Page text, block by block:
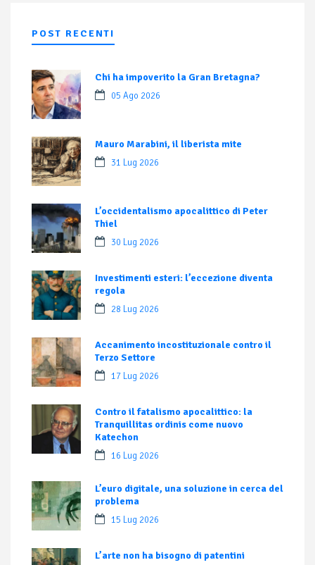
POST RECENTI
Chi ha impoverito la Gran Bretagna?
05 Ago 2026
Mauro Marabini, il liberista mite
31 Lug 2026
L’occidentalismo apocalittico di Peter
Thiel
30 Lug 2026
Investimenti esteri: l’eccezione diventa
regola
28 Lug 2026
Accanimento incostituzionale contro il
Terzo Settore
17 Lug 2026
Contro il fatalismo apocalittico: la
Tranquillitas ordinis come nuovo
Katechon
16 Lug 2026
L’euro digitale, una soluzione in cerca del
problema
15 Lug 2026
L’arte non ha bisogno di patentini